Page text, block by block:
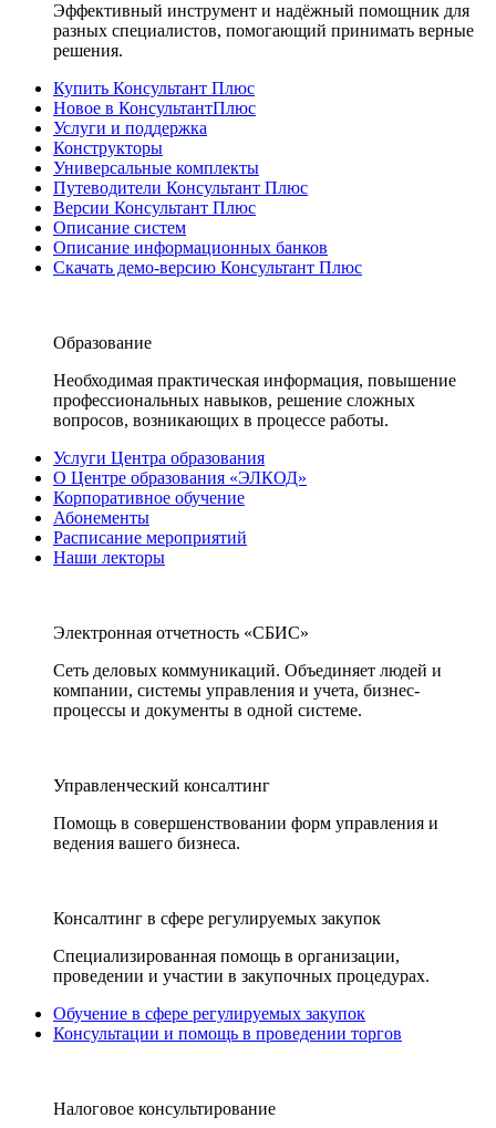
Эффективный инструмент и надёжный помощник для
разных специалистов, помогающий принимать верные
решения.
Купить Консультант Плюс
Новое в КонсультантПлюс
Услуги и поддержка
Конструкторы
Универсальные комплекты
Путеводители Консультант Плюс
Версии Консультант Плюс
Описание систем
Описание информационных банков
Скачать демо-версию Консультант Плюс
Образование
Необходимая практическая информация, повышение
профессиональных навыков, решение сложных
вопросов, возникающих в процессе работы.
Услуги Центра образования
О Центре образования «ЭЛКОД»
Корпоративное обучение
Абонементы
Расписание мероприятий
Наши лекторы
Электронная отчетность «СБИС»
Сеть деловых коммуникаций. Объединяет людей и
компании, системы управления и учета, бизнес-
процессы и документы в одной системе.
Управленческий консалтинг
Помощь в совершенствовании форм управления и
ведения вашего бизнеса.
Консалтинг в сфере регулируемых закупок
Специализированная помощь в организации,
проведении и участии в закупочных процедурах.
Обучение в сфере регулируемых закупок
Консультации и помощь в проведении торгов
Налоговое консультирование